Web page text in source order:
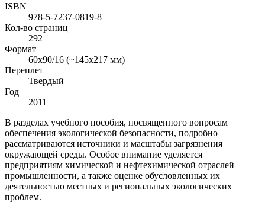
ISBN
978-5-7237-0819-8
Кол-во страниц
292
Формат
60x90/16 (~145х217 мм)
Переплет
Твердый
Год
2011
В разделах учебного пособия, посвященного вопросам
обеспечения экологической безопасности, подробно
рассматриваются источники и масштабы загрязнения
окружающей среды. Особое внимание уделяется
предприятиям химической и нефтехимической отраслей
промышленности, а также оценке обусловленных их
деятельностью местных и региональных экологических
проблем.